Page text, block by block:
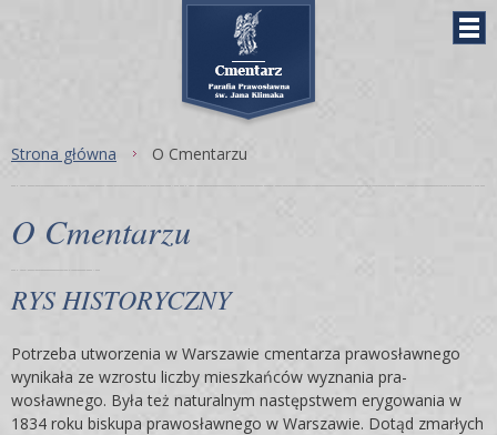
Strona główna O Cmentarzu
O Cmentarzu
RYS HISTORYCZNY
Potrzeba utworzenia w Warszawie cmentarza prawosław­nego
wynikała ze wzrostu liczby mieszkańców wyznania pra­
wosławnego. Była też naturalnym następstwem erygowania w
1834 roku biskupa prawosławnego w Warszawie. Dotąd zmarłych